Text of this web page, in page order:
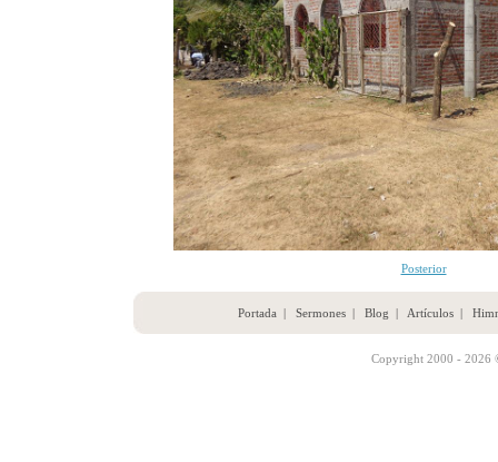
Posterior
Portada | Sermones| Blog | Artículos|
Copyright 2000 - 2026